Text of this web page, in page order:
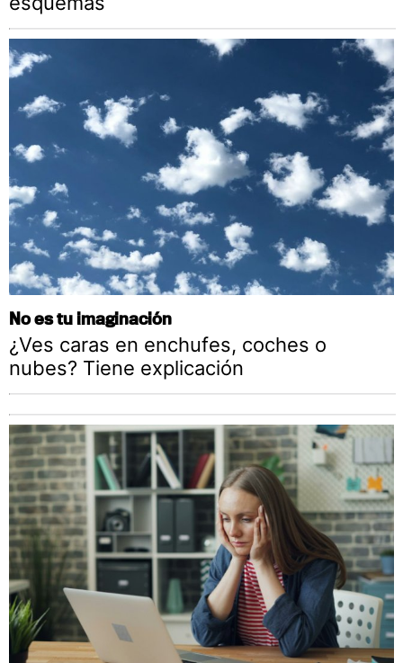
No es tu imaginación
¿Ves caras en enchufes, coches o
nubes? Tiene explicación